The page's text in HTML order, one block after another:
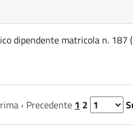
dipendente matricola n. 187
‹ Precedente 1 2